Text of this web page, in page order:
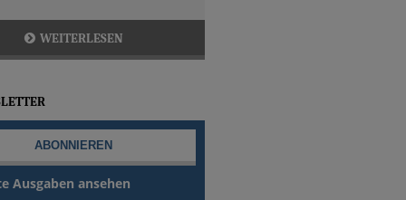
WEITERLESEN
Ausgaben ansehen